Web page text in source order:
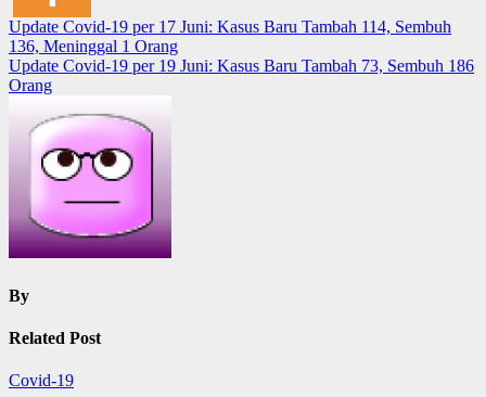
Post
navigation
Update Covid-19 per 17 Juni: Kasus Baru Tambah 114, Sembuh
136, Meninggal 1 Orang
Update Covid-19 per 19 Juni: Kasus Baru Tambah 73, Sembuh 186
Orang
By
Related Post
Covid-19